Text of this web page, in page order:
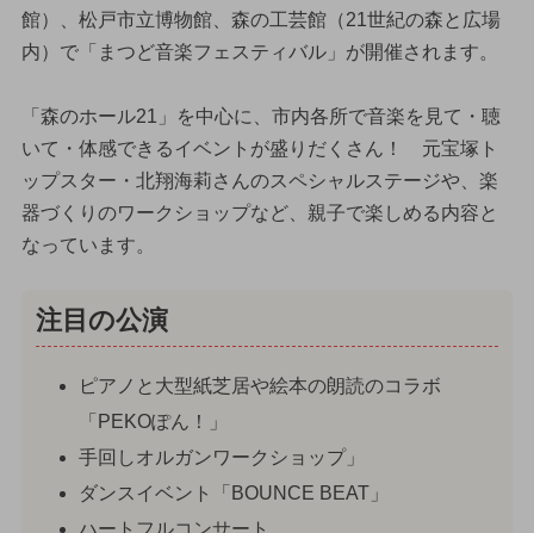
館）、松戸市立博物館、森の工芸館（21世紀の森と広場
内）で「まつど音楽フェスティバル」が開催されます。
「森のホール21」を中心に、市内各所で音楽を見て・聴
いて・体感できるイベントが盛りだくさん！ 元宝塚ト
ップスター・北翔海莉さんのスペシャルステージや、楽
器づくりのワークショップなど、親子で楽しめる内容と
なっています。
注目の公演
ピアノと大型紙芝居や絵本の朗読のコラボ
「PEKOぽん！」
手回しオルガンワークショップ」
ダンスイベント「BOUNCE BEAT」